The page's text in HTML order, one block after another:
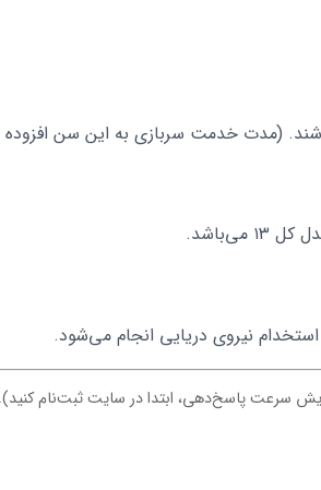
نیروی دریایی انجام می‌شود.
سرعت پاسخ‌دهی، ابتدا در سایت ثبت‌نام کنید).